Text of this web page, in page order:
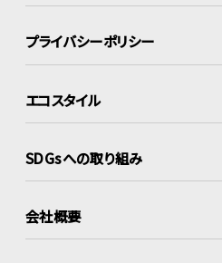
プライバシーポリシー
エコスタイル
SDGsへの取り組み
会社概要